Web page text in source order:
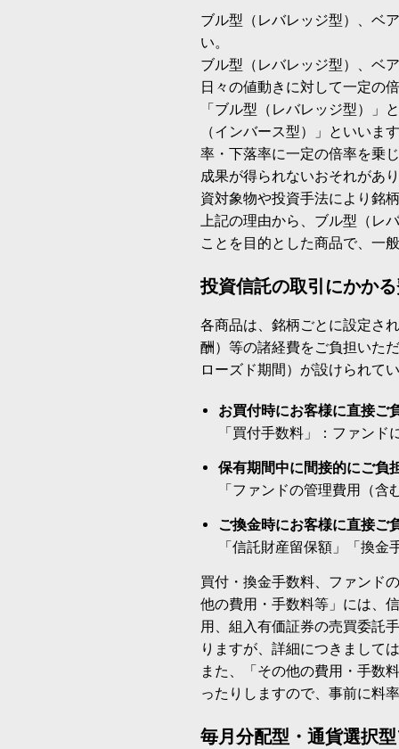
ブル型（レバレッジ型）、ベ
い。
ブル型（レバレッジ型）、ベ
日々の値動きに対して一定の
「ブル型（レバレッジ型）」
（インバース型）」といいま
率・下落率に一定の倍率を乗
成果が得られないおそれがあ
資対象物や投資手法により銘
上記の理由から、ブル型（レ
ことを目的とした商品で、一
投資信託の取引にかか
各商品は、銘柄ごとに設定さ
酬）等の諸経費をご負担いた
ローズド期間）が設けられて
お買付時にお客様に直接ご
「買付手数料」：ファンド
保有期間中に間接的にご負
「ファンドの管理費用（
ご換金時にお客様に直接ご
「信託財産留保額」「換
買付・換金手数料、ファンド
他の費用・手数料等」には、
用、組入有価証券の売買委託
りますが、詳細につきまして
また、「その他の費用・手数
ったりしますので、事前に料
毎月分配型・通貨選択